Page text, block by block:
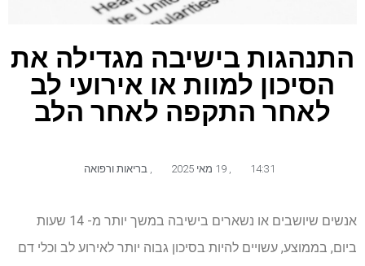
התנהגות בישיבה מגדילה את
הסיכון למוות או אירועי לב
לאחר התקפה לאחר הלב
14:31 19 מאי 2025 בריאות ורפואה
אנשים שיושבים או נשארים בישיבה במשך יותר מ- 14 שעות
ביום, בממוצע, עשויים להיות בסיכון גבוה יותר לאירוע לב וכלי דם